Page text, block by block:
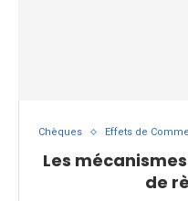
Chèques Effets de
Les
de